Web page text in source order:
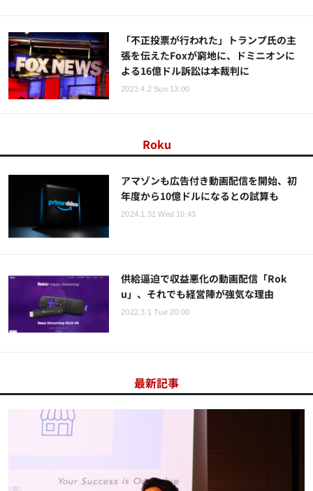
「不正投票が行われた」トランプ氏の主
張を伝えたFoxが窮地に、ドミニオンに
よる16億ドル訴訟は本裁判に
2023.4.2 Sun 13:00
Roku
アマゾンも広告付き動画配信を開始、初
年度から10億ドルになるとの試算も
2024.1.31 Wed 10:43
供給逼迫で収益悪化の動画配信「Rok
u」、それでも経営陣が強気な理由
2022.3.1 Tue 20:00
最新記事